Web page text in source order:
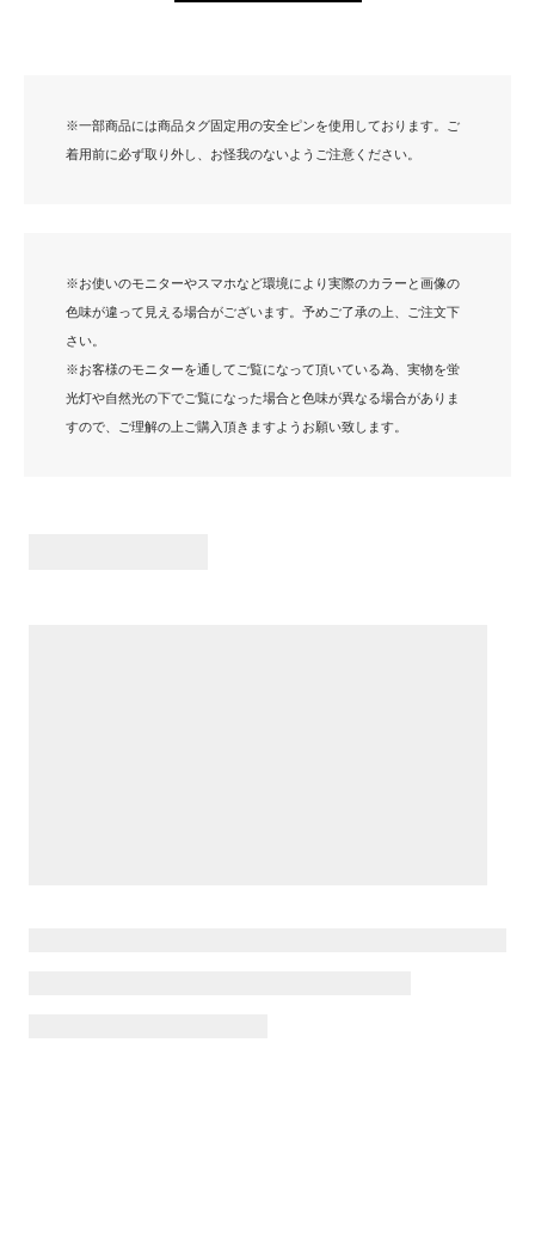
※一部商品には商品タグ固定用の安全ピンを使用しております。ご
着用前に必ず取り外し、お怪我のないようご注意ください。
※お使いのモニターやスマホなど環境により実際のカラーと画像の
色味が違って見える場合がございます。予めご了承の上、ご注文下
さい。
※お客様のモニターを通してご覧になって頂いている為、実物を蛍
光灯や自然光の下でご覧になった場合と色味が異なる場合がありま
すので、ご理解の上ご購入頂きますようお願い致します。